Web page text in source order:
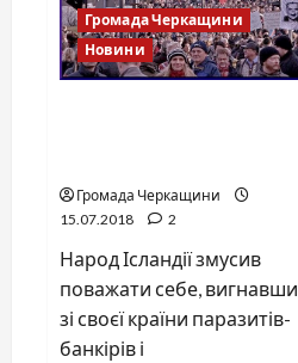
Громада Черкащини
Новини
Громада Черкащини
15.07.2018
2
Народ Ісландії змусив
поважати себе, вигнавши
зі своєї країни паразитів-
банкірів і